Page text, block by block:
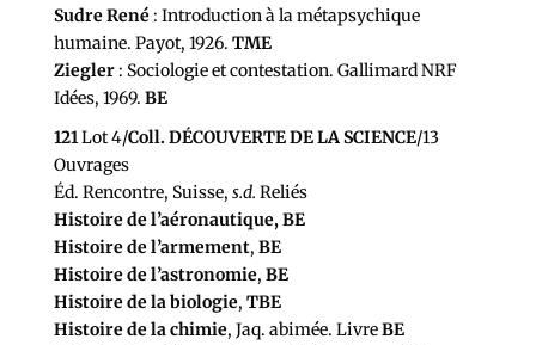
Sudre René: Introduction à la métapsychique
humaine. Payot, 1926. TME
Ziegler: Sociologie et contestation. Gallimard NRF
Idées, 1969. BE
121Lot 4/Coll. DÉCOUVERTE DE LA SCIENCE/13
Ouvrages
Éd. Rencontre, Suisse, s.d. Reliés
Histoire de l’aéronautique, BE
Histoire de l’armement, BE
Histoire de l’astronomie, BE
Histoire de la biologie, TBE
Histoire de la chimie, Jaq. abimée. LivreBE